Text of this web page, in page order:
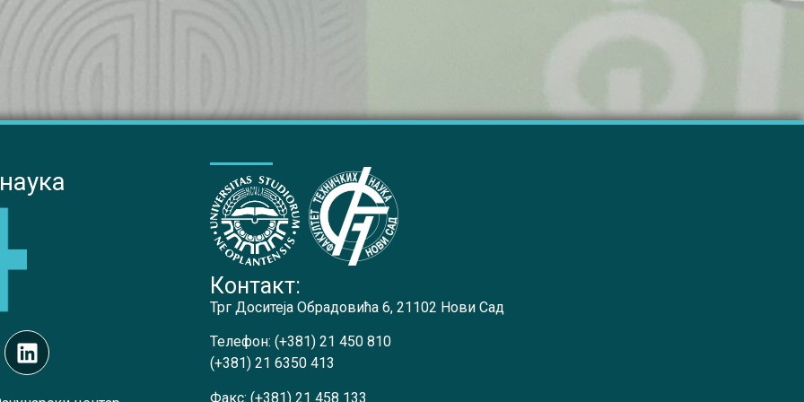
Контакт:
Трг Доситеја Обрадовића 6, 21102 Нови Сад
Телефон: (+381) 21 450 810
(+381) 21 6350 413
Факс: (+381) 21 458 133